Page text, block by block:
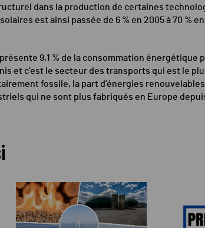
dans la production de certaines
est ainsi passée de 6 % en 2005 à 70 %
9,1 % de la consommation
et c’est le secteur des transports qui est le
fossile, la part d’énergies
qui ne sont plus fabriqués en Europe